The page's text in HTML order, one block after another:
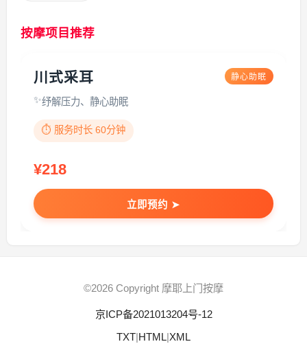
按摩项目推荐
川式采耳 静心助眠
纾解压力、静心助眠
⏱️ 服务时长 60分钟
¥218
立即预约 ➤
©2026 Copyright 摩耶上门按摩
京ICP备2021013204号-12
TXT|HTML|XML